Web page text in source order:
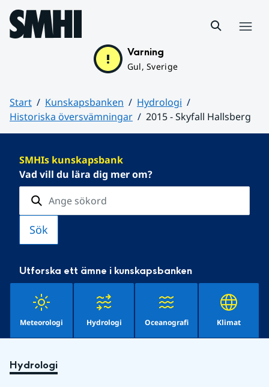
Hoppa till sidans innehåll
Varning
Gul, Sverige
Start Kunskapsbanken
Hydrologi
Historiska översvämningar
2015 - Skyfall Hallsberg
SMHIs kunskapsbank
Vad vill du lära dig mer om?
Utforska ett ämne i kunskapsbanken
Meteorologi Hydrologi Oceanografi Klimat
Hydrologi